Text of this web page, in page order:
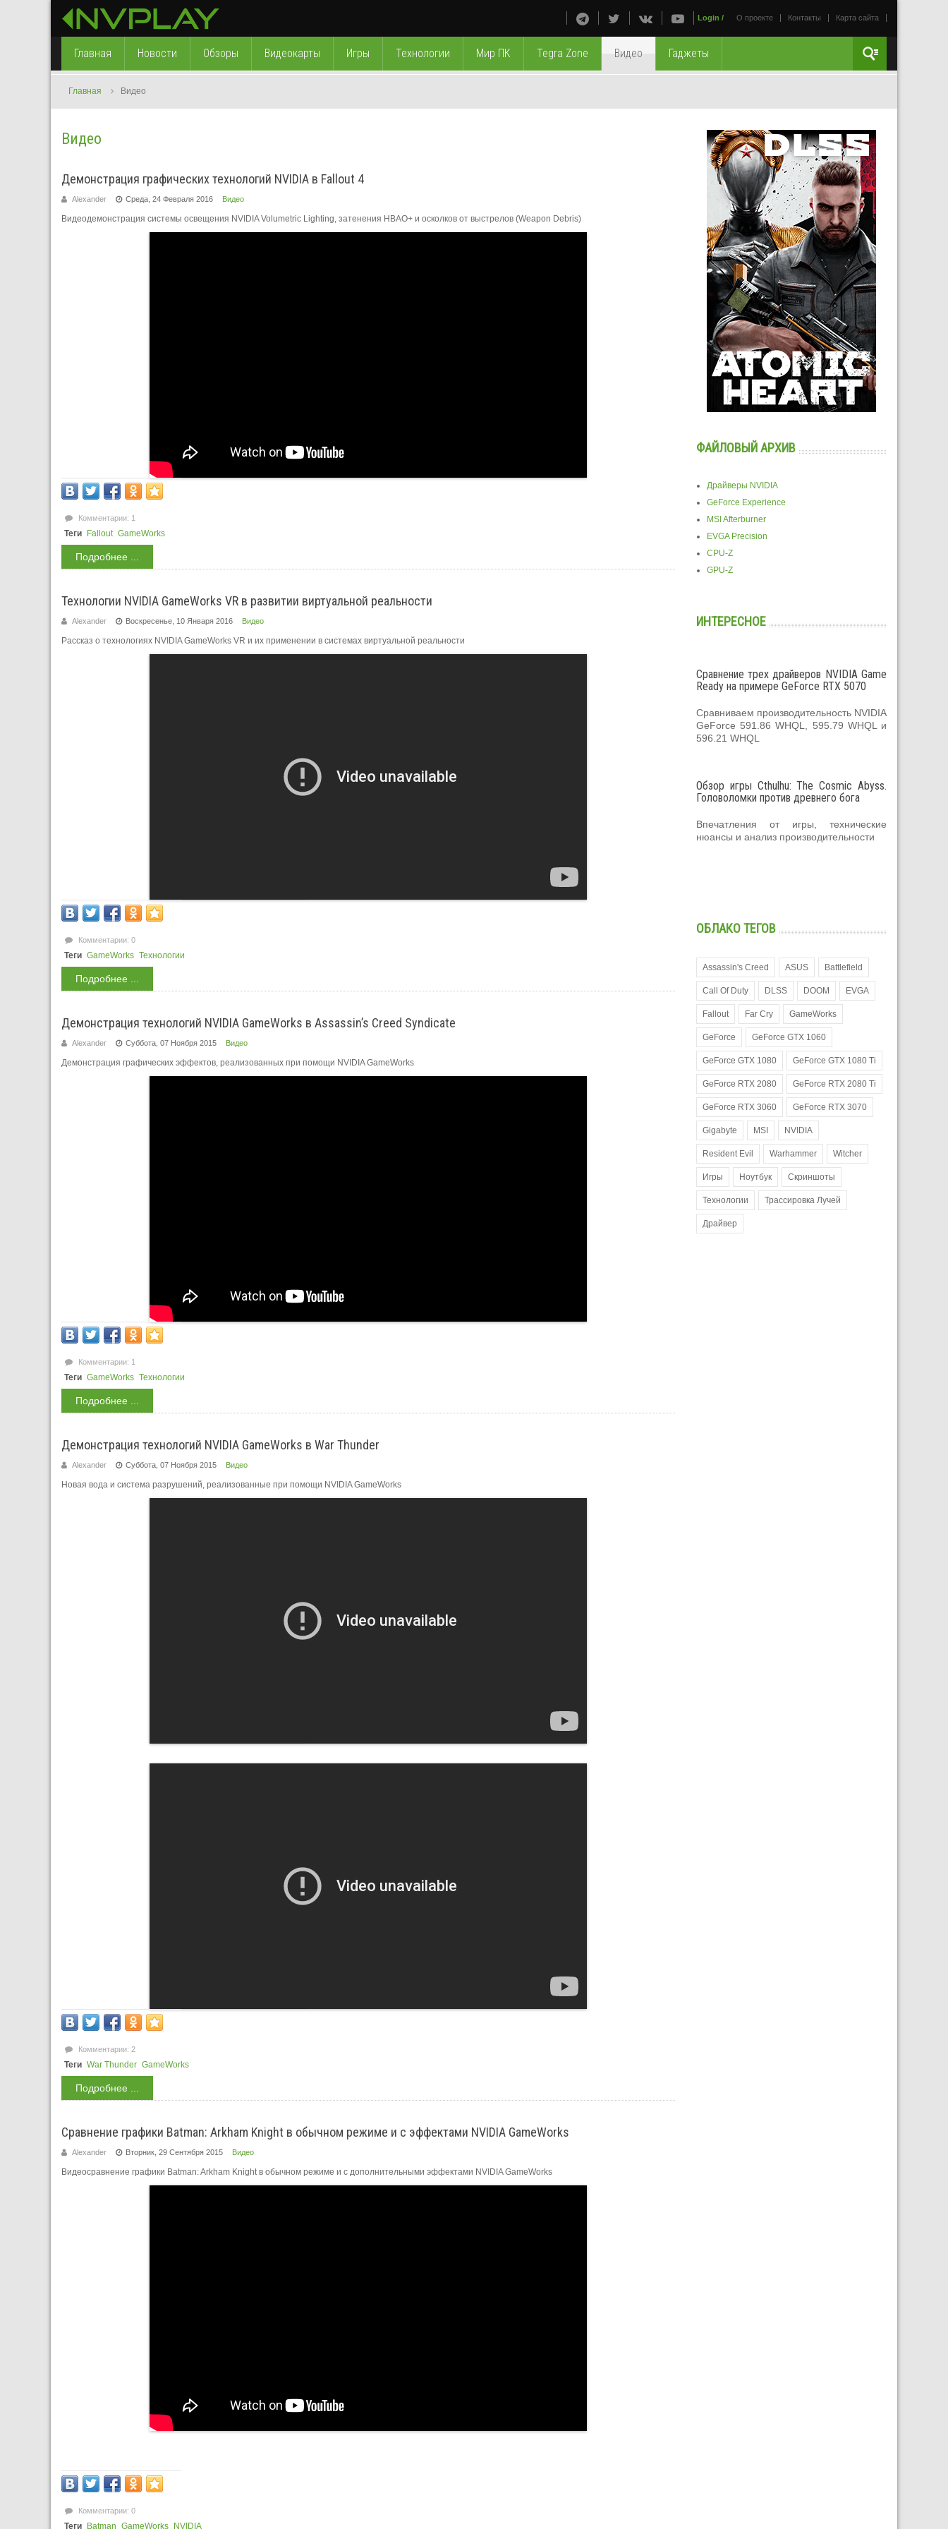
О проекте Контакты Карта сайта
Login /
Главная Новости Обзоры Видеокарты Игры Технологии Мир ПК Tegra Zone Видео Гаджеты
Главная Видео
Видео
Демонстрация графических технологий NVIDIA в Fallout 4
Alexander Среда, 24 Февраля 2016 Видео
Видеодемонстрация системы освещения NVIDIA Volumetric Lighting, затенения HBAO+ и осколков от выстрелов (Weapon Debris)
Комментарии: 1
Теги Fallout GameWorks
Подробнее ...
Технологии NVIDIA GameWorks VR в развитии виртуальной реальности
Alexander Воскресенье, 10 Января 2016 Видео
Рассказ о технологиях NVIDIA GameWorks VR и их применении в системах виртуальной реальности
Комментарии: 0
Теги GameWorks Технологии
Подробнее ...
Демонстрация технологий NVIDIA GameWorks в Assassin’s Creed Syndicate
Alexander Суббота, 07 Ноября 2015 Видео
Демонстрация графических эффектов, реализованных при помощи NVIDIA GameWorks
Комментарии: 1
Теги GameWorks Технологии
Подробнее ...
Демонстрация технологий NVIDIA GameWorks в War Thunder
Alexander Суббота, 07 Ноября 2015 Видео
Новая вода и система разрушений, реализованные при помощи NVIDIA GameWorks
Комментарии: 2
Теги War Thunder GameWorks
Подробнее ...
Сравнение графики Batman: Arkham Knight в обычном режиме и с эффектами NVIDIA GameWorks
Alexander Вторник, 29 Сентября 2015 Видео
Видеосравнение графики Batman: Arkham Knight в обычном режиме и с дополнительными эффектами NVIDIA GameWorks
Комментарии: 0
Теги Batman GameWorks NVIDIA
ФАЙЛОВЫЙ АРХИВ
Драйверы NVIDIA
GeForce Experience
MSI Afterburner
EVGA Precision
CPU-Z
GPU-Z
ИНТЕРЕСНОЕ
Сравнение трех драйверов NVIDIA Game
Ready на примере GeForce RTX 5070
Сравниваем производительность NVIDIA
GeForce 591.86 WHQL, 595.79 WHQL и
596.21 WHQL
Обзор игры Cthulhu: The Cosmic Abyss.
Головоломки против древнего бога
Впечатления от игры, технические
нюансы и анализ производительности
ОБЛАКО ТЕГОВ
Assassin's Creed ASUS Battlefield
Call Of Duty DLSS DOOM EVGA
Fallout Far Cry GameWorks
GeForce GeForce GTX 1060
GeForce GTX 1080 GeForce GTX 1080 Ti
GeForce RTX 2080 GeForce RTX 2080 Ti
GeForce RTX 3060 GeForce RTX 3070
Gigabyte MSI NVIDIA
Resident Evil Warhammer Witcher
Игры Ноутбук Скриншоты
Технологии Трассировка Лучей
Драйвер